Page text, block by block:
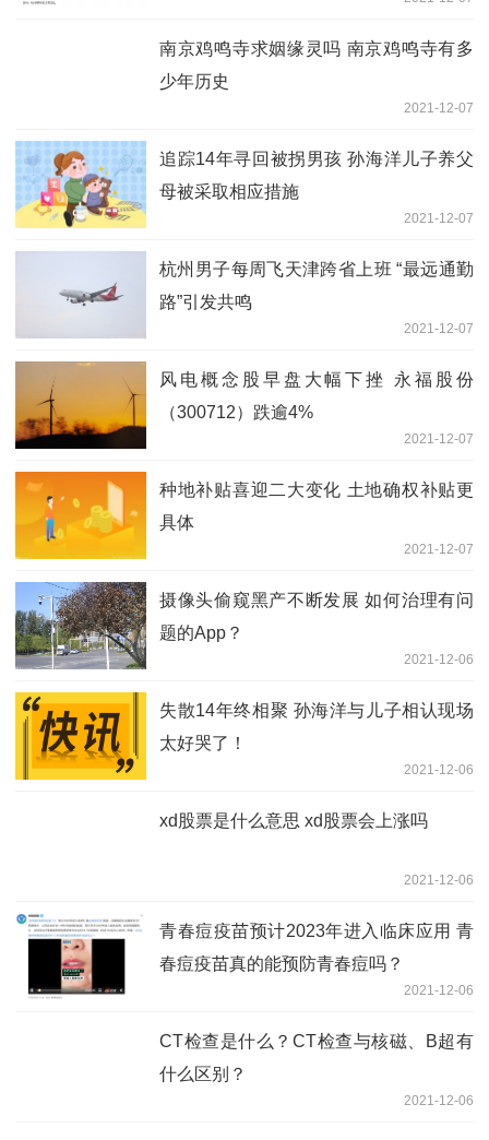
南京鸡鸣寺求姻缘灵吗 南京鸡鸣寺有多
少年历史
2021-12-07
追踪14年寻回被拐男孩 孙海洋儿子养父
母被采取相应措施
2021-12-07
杭州男子每周飞天津跨省上班 “最远通勤
路”引发共鸣
2021-12-07
风电概念股早盘大幅下挫 永福股份
（300712）跌逾4%
2021-12-07
种地补贴喜迎二大变化 土地确权补贴更
具体
2021-12-07
摄像头偷窥黑产不断发展 如何治理有问
题的App？
2021-12-06
失散14年终相聚 孙海洋与儿子相认现场
太好哭了！
2021-12-06
xd股票是什么意思 xd股票会上涨吗
2021-12-06
青春痘疫苗预计2023年进入临床应用 青
春痘疫苗真的能预防青春痘吗？
2021-12-06
CT检查是什么？CT检查与核磁、B超有
什么区别？
2021-12-06